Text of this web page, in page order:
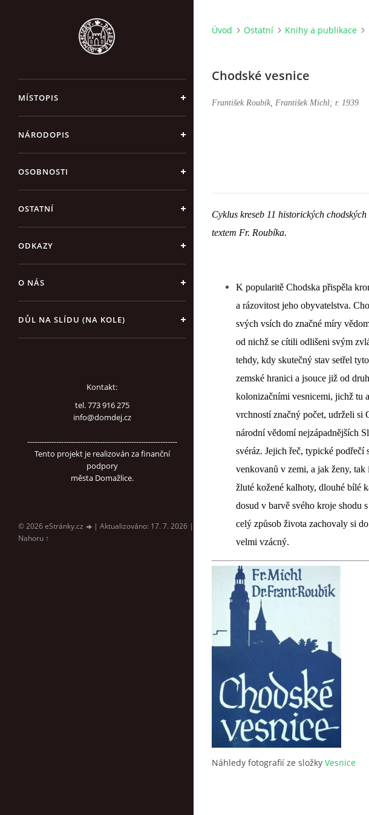
MÍSTOPIS
NÁRODOPIS
OSOBNOSTI
OSTATNÍ
ODKAZY
O NÁS
DŮL NA SLÍDU (NA KOLE)
Kontakt:
tel. 773 916 275
info@domdej.cz
--------------------------------------------------------------
Tento projekt je realizován za finanční
podpory
města Domažlice.
© 2026 eStránky.cz | Aktualizováno: 17. 7. 2026 |
Nahoru ↑
Úvod Ostatní Knihy a publikace
Chodské vesnice
František Roubík, František Michl; r. 1939
Cyklus kreseb 11 historických
textem Fr. Roubíka.
K popularitě Chodska přispěla
a rázovitost jeho obyvatelstva.
svých vsích do značné míry
od nichž se cítili odlišeni svým
tehdy, kdy skutečný stav setřel
zemské hranici a jsouce již od
kolonizačními vesnicemi, jichž tu
vrchností značný počet, udrželi si
národní vědomí nejzápadnějších
svéráz. Jejich řeč, typické podřečí
venkovanů v zemi, a jak ženy,
žluté kožené kalhoty, dlouhé bílé
dosud v barvě svého kroje shodu
celý způsob života zachovaly si
velmi vzácný.
Náhledy fotografií ze složky Vesnice